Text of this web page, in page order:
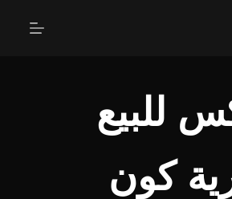
للبيع
كون